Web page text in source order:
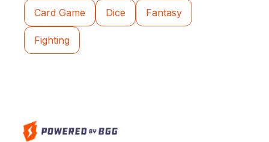
Card Game Dice Fantasy
Fighting